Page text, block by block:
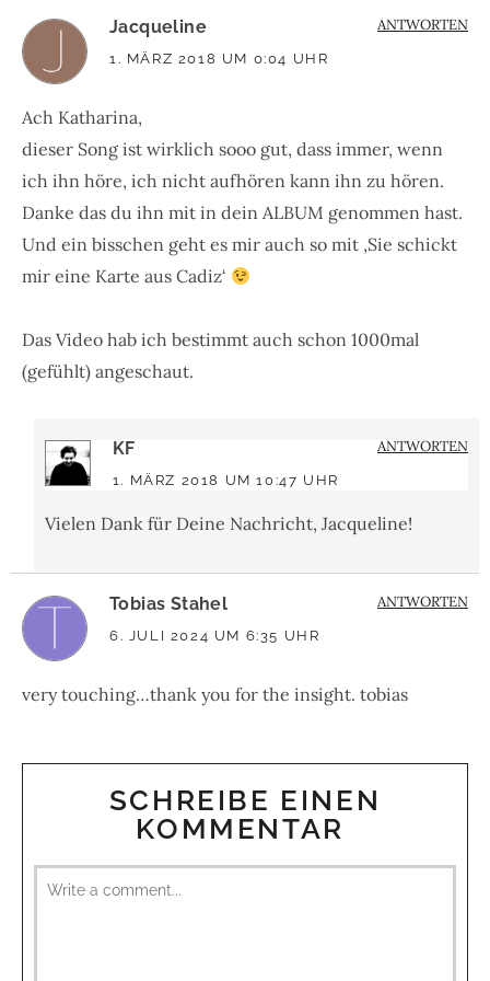
Jacqueline
1. MÄRZ 2018 UM 0:04 UHR
Ach Katharina,
dieser Song ist wirklich sooo gut, dass immer, wenn
ich ihn höre, ich nicht aufhören kann ihn zu hören.
Danke das du ihn mit in dein ALBUM genommen hast.
Und ein bisschen geht es mir auch so mit ‚Sie schickt
mir eine Karte aus Cadiz‘
Das Video hab ich bestimmt auch schon 1000mal
(gefühlt) angeschaut.
ANTWORTEN
KF
1. MÄRZ 2018 UM 10:47 UHR
Vielen Dank für Deine Nachricht, Jacqueline!
ANTWORTEN
Tobias Stahel
6. JULI 2024 UM 6:35 UHR
very touching…thank you for the insight. tobias
ANTWORTEN
SCHREIBE EINEN
KOMMENTAR